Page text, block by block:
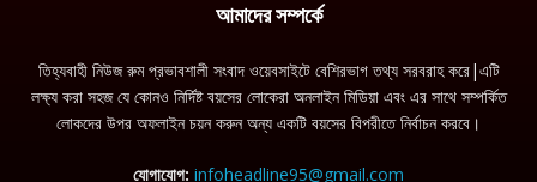
আমাদের সম্পর্কে
তিহ্যবাহী নিউজ রুম প্রভাবশালী সংবাদ ওয়েবসাইটে বেশিরভাগ তথ্য সরবরাহ করে|এটি
লক্ষ্য করা সহজ যে কোনও নির্দিষ্ট বয়সের লোকেরা অনলাইন মিডিয়া এবং এর সাথে সম্পর্কিত
লোকদের উপর অফলাইন চয়ন করুন অন্য একটি বয়সের বিপরীতে নির্বাচন করবে।
যোগাযোগ: infoheadline95@gmail.com